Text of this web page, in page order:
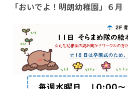
「おいでよ！明朗幼稚園」６月